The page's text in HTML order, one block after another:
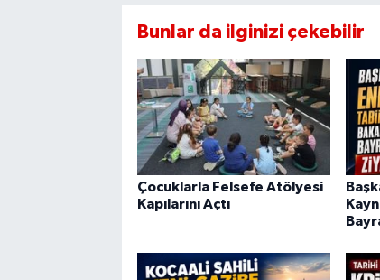
Bunlar da ilginizi çekebilir
Çocuklarla Felsefe Atölyesi
Kapılarını Açtı